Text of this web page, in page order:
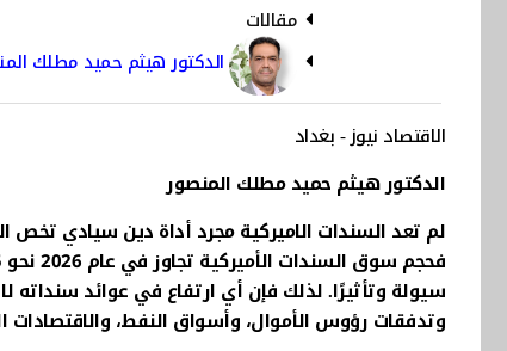
مقالات
الدكتور هيثم حميد مطلك
الاقتصاد نيوز - بغداد
الدكتور هيثم حميد مطلك المنصور
لم تعد السندات الاميركية مجرد أداة دين سيادي تخص
سيولة وتأثيرًا. لذلك فإن أي ارتفاع في عوائد سنداته
وتدفقات رؤوس الأموال، وأسواق النفط، والاقتصادات